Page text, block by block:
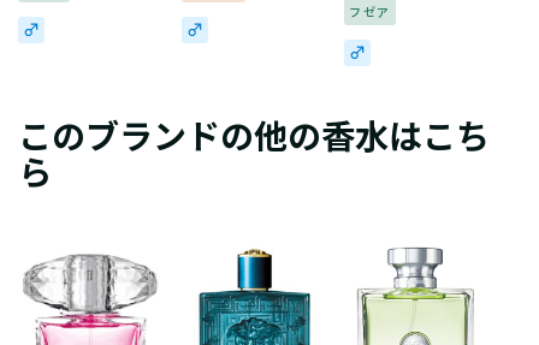
フゼア
このブランドの他の香水はこち
ら